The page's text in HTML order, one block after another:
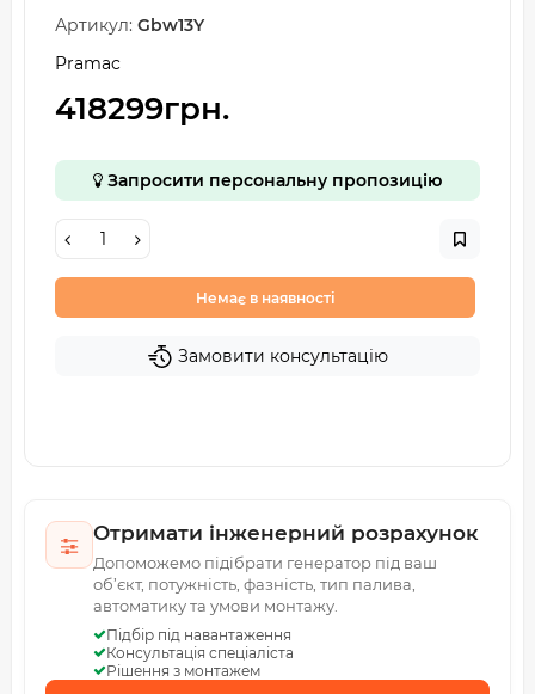
Артикул: Gbw13Y
Pramac
418299грн.
Запросити персональну пропозицію
Немає в наявності
Замовити консультацію
Отримати інженерний розрахунок
Допоможемо підібрати генератор під ваш
об’єкт, потужність, фазність, тип палива,
автоматику та умови монтажу.
Підбір під навантаження
Консультація спеціаліста
Рішення з монтажем